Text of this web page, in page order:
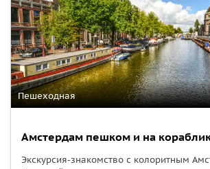
Пешеходная
Амстердам пешком и на
Экскурсия-знакомство с колоритным